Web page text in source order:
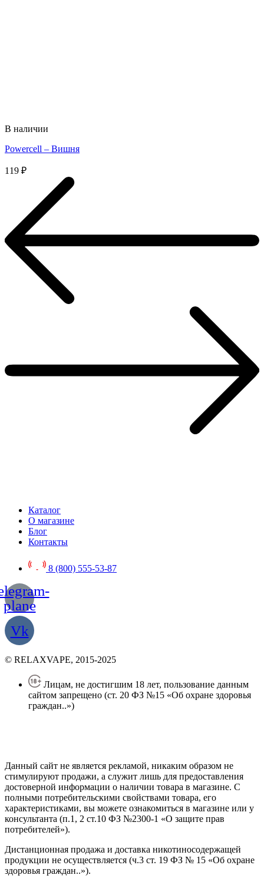
В наличии
Powercell – Вишня
119 ₽
Каталог
О магазине
Блог
Контакты
8 (800) 555-53-87
plane
Vk
© RELAXVAPE, 2015-2025
Лицам, не достигшим 18 лет, пользование данным
сайтом запрещено (ст. 20 ФЗ №15 «Об охране здоровья
граждан..»)
Данный сайт не является рекламой, никаким образом не
стимулируют продажи, а служит лишь для предоставления
достоверной информации о наличии товара в магазине. С
полными потребительскими свойствами товара, его
характеристиками, вы можете ознакомиться в магазине или у
консультанта (п.1, 2 ст.10 ФЗ №2300-1 «О защите прав
потребителей»).
Дистанционная продажа и доставка никотиносодержащей
продукции не осуществляется (ч.3 ст. 19 ФЗ № 15 «Об охране
здоровья граждан..»).